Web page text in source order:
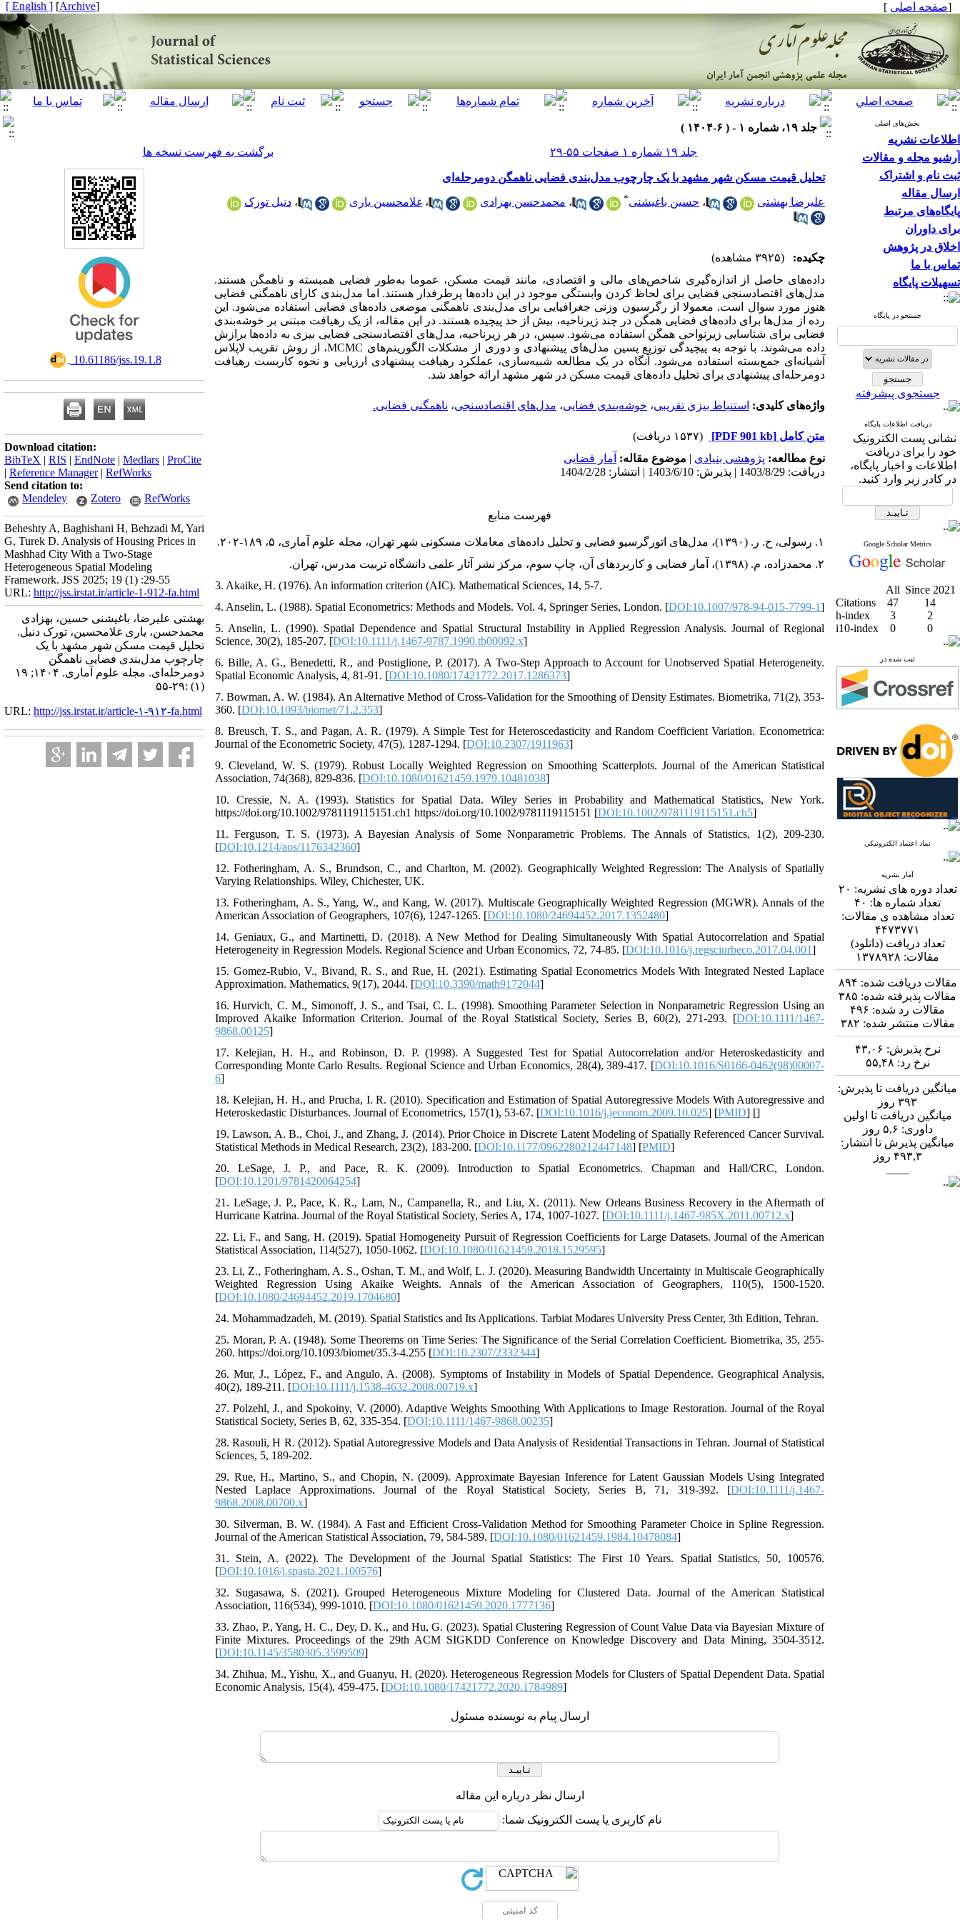
[صفحه اصلی ]
[
Archive
]
[ English ]
بخش‌های اصلی
اطلاعات نشریه
آرشیو مجله و مقالات
ثبت نام و اشتراک
ارسال مقاله
پایگاه‌های مرتبط
برای داوران
اخلاق در پژوهش
تماس با ما
تسهیلات پایگاه
جستجو در پایگاه
جستجوی پیشرفته
دریافت اطلاعات پایگاه
نشانی پست الکترونیک
خود را برای دریافت
اطلاعات و اخبار پایگاه،
در کادر زیر وارد کنید.
Google Scholar Metrics
All Since 2021
Citations
47
14
h-index
3
2
i10-index
0 0
ثبت شده در
نماد اعتماد الکترونیکی
آمار نشریه
تعداد دوره های نشریه: ۲۰
تعداد شماره ها: ۴۰
تعداد مشاهده ی مقالات:
۴۴۷۳۷۷۱
تعداد دریافت (دانلود)
مقالات: ۱۳۷۸۹۲۸
مقالات دریافت شده: ۸۹۴
مقالات پذیرفته شده: ۳۸۵
مقالات رد شده: ۴۹۶
مقالات منتشر شده: ۳۸۲
نرخ پذیرش: ۴۳,۰۶
نرخ رد: ۵۵,۴۸
میانگین دریافت تا پذیرش:
۳۹۳ روز
میانگین دریافت تا اولین
داوری: ۵,۶ روز
میانگین پذیرش تا انتشار:
۴۹۳,۳ روز
جلد ۱۹، شماره ۱ - ( ۶-۱۴۰۴ )
جلد ۱۹ شماره ۱ صفحات ۵۵-۲۹
برگشت به فهرست نسخه ها
تحلیل قیمت مسکن شهر مشهد با یک چارچوب مدل‌بندی فضایی ناهمگن دومرحله‌ای
علیرضا بهشتی ، حسین باغیشنی* ، محمدحسن بهزادی ، غلامحسین یاری ، دنیل تورک
چکیده:
(۳۹۲۵ مشاهده)
داده‌های حاصل از اندازه‌گیری شاخص‌های مالی و اقتصادی، مانند قیمت مسکن، عموما به‌طور فضایی همبسته و ناهمگن هستند.
مدل‌های اقتصادسنجی فضایی برای لحاظ کردن وابستگی موجود در این داده‌ها پرطرفدار هستند. اما مدل‌بندی کارای ناهمگنی فضایی
هنوز مورد سوال است. معمولا از رگرسیون وزنی جغرافیایی برای مدل‌بندی ناهمگنی موضعی داده‌های فضایی استفاده می‌شود. این
رده از مدل‌ها برای داده‌های فضایی همگن در چند زیرناحیه، بیش از حد پیچیده هستند. در این مقاله، از یک رهیافت مبتنی بر خوشه‌بندی
فضایی برای شناسایی زیرنواحی همگن استفاده می‌شود. سپس، در هر زیرناحیه، مدل‌های اقتصادسنجی فضایی بیزی به داده‌ها برازش
داده می‌شوند. با توجه به پیچیدگی توزیع پسین مدل‌های پیشنهادی و دوری از مشکلات الگوریتم‌های MCMC، از روش تقریب لاپلاس
آشیانه‌ای جمع‌بسته استفاده می‌شود. آنگاه در یک مطالعه شبیه‌سازی، عملکرد رهیافت پیشنهادی ارزیابی و نحوه کاربست رهیافت
دومرحله‌ای پیشنهادی برای تحلیل داده‌های قیمت مسکن در شهر مشهد ارائه خواهد شد.
واژه‌های کلیدی: استنباط بیزی تقریبی، خوشه‌بندی فضایی، مدل‌های اقتصادسنجی، ناهمگنی فضایی.
متن کامل [PDF 901 kb]
(۱۵۳۷ دریافت)
نوع مطالعه: پژوهشی بنیادی | موضوع مقاله: آمار فضایی
دریافت: 1403/8/29 | پذیرش: 1403/6/10 | انتشار: 1404/2/28
فهرست منابع
۱. رسولی، ح. ر. (۱۳۹۰)، مدل‌های اتورگرسیو فضایی و تحلیل داده‌های معاملات مسکونی شهر تهران، مجله علوم آماری، ۵، ۱۸۹-۲۰۲.
۲. محمدزاده، م. (۱۳۹۸)، آمار فضایی و کاربردهای آن، چاپ سوم، مرکز نشر آثار علمی دانشگاه تربیت مدرس، تهران.
3. Akaike, H. (1976). An information criterion (AIC). Mathematical Sciences, 14, 5-7.
4. Anselin, L. (1988). Spatial Econometrics: Methods and Models. Vol. 4, Springer Series, London. [DOI:10.1007/978-94-015-7799-1]
5. Anselin, L. (1990). Spatial Dependence and Spatial Structural Instability in Applied Regression Analysis. Journal of Regional
Science, 30(2), 185-207. [DOI:10.1111/j.1467-9787.1990.tb00092.x]
6. Bille, A. G., Benedetti, R., and Postiglione, P. (2017). A Two-Step Approach to Account for Unobserved Spatial Heterogeneity.
Spatial Economic Analysis, 4, 81-91. [DOI:10.1080/17421772.2017.1286373]
7. Bowman, A. W. (1984). An Alternative Method of Cross-Validation for the Smoothing of Density Estimates. Biometrika, 71(2), 353-
360. [DOI:10.1093/biomet/71.2.353]
8. Breusch, T. S., and Pagan, A. R. (1979). A Simple Test for Heteroscedasticity and Random Coefficient Variation. Econometrica:
Journal of the Econometric Society, 47(5), 1287-1294. [DOI:10.2307/1911963]
9. Cleveland, W. S. (1979). Robust Locally Weighted Regression on Smoothing Scatterplots. Journal of the American Statistical
Association, 74(368), 829-836. [DOI:10.1080/01621459.1979.10481038]
10. Cressie, N. A. (1993). Statistics for Spatial Data. Wiley Series in Probability and Mathematical Statistics, New York.
https://doi.org/10.1002/9781119115151.ch1 https://doi.org/10.1002/9781119115151 [DOI:10.1002/9781119115151.ch5]
11. Ferguson, T. S. (1973). A Bayesian Analysis of Some Nonparametric Problems. The Annals of Statistics, 1(2), 209-230.
[DOI:10.1214/aos/1176342360]
12. Fotheringham, A. S., Brundson, C., and Charlton, M. (2002). Geographically Weighted Regression: The Analysis of Spatially
Varying Relationships. Wiley, Chichester, UK.
13. Fotheringham, A. S., Yang, W., and Kang, W. (2017). Multiscale Geographically Weighted Regression (MGWR). Annals of the
American Association of Geographers, 107(6), 1247-1265. [DOI:10.1080/24694452.2017.1352480]
14. Geniaux, G., and Martinetti, D. (2018). A New Method for Dealing Simultaneously With Spatial Autocorrelation and Spatial
Heterogeneity in Regression Models. Regional Science and Urban Economics, 72, 74-85. [DOI:10.1016/j.regsciurbeco.2017.04.001]
15. Gomez-Rubio, V., Bivand, R. S., and Rue, H. (2021). Estimating Spatial Econometrics Models With Integrated Nested Laplace
Approximation. Mathematics, 9(17), 2044. [DOI:10.3390/math9172044]
16. Hurvich, C. M., Simonoff, J. S., and Tsai, C. L. (1998). Smoothing Parameter Selection in Nonparametric Regression Using an
Improved Akaike Information Criterion. Journal of the Royal Statistical Society, Series B, 60(2), 271-293. [DOI:10.1111/1467-
9868.00125]
17. Kelejian, H. H., and Robinson, D. P. (1998). A Suggested Test for Spatial Autocorrelation and/or Heteroskedasticity and
Corresponding Monte Carlo Results. Regional Science and Urban Economics, 28(4), 389-417. [DOI:10.1016/S0166-0462(98)00007-
6]
18. Kelejian, H. H., and Prucha, I. R. (2010). Specification and Estimation of Spatial Autoregressive Models With Autoregressive and
Heteroskedastic Disturbances. Journal of Econometrics, 157(1), 53-67. [DOI:10.1016/j.jeconom.2009.10.025] [PMID] []
19. Lawson, A. B., Choi, J., and Zhang, J. (2014). Prior Choice in Discrete Latent Modeling of Spatially Referenced Cancer Survival.
Statistical Methods in Medical Research, 23(2), 183-200. [DOI:10.1177/0962280212447148] [PMID]
20. LeSage, J. P., and Pace, R. K. (2009). Introduction to Spatial Econometrics. Chapman and Hall/CRC, London.
[DOI:10.1201/9781420064254]
21. LeSage, J. P., Pace, K. R., Lam, N., Campanella, R., and Liu, X. (2011). New Orleans Business Recovery in the Aftermath of
Hurricane Katrina. Journal of the Royal Statistical Society, Series A, 174, 1007-1027. [DOI:10.1111/j.1467-985X.2011.00712.x]
22. Li, F., and Sang, H. (2019). Spatial Homogeneity Pursuit of Regression Coefficients for Large Datasets. Journal of the American
Statistical Association, 114(527), 1050-1062. [DOI:10.1080/01621459.2018.1529595]
23. Li, Z., Fotheringham, A. S., Oshan, T. M., and Wolf, L. J. (2020). Measuring Bandwidth Uncertainty in Multiscale Geographically
Weighted Regression Using Akaike Weights. Annals of the American Association of Geographers, 110(5), 1500-1520.
[DOI:10.1080/24694452.2019.1704680]
24. Mohammadzadeh, M. (2019). Spatial Statistics and Its Applications. Tarbiat Modares University Press Center, 3th Edition, Tehran.
25. Moran, P. A. (1948). Some Theorems on Time Series: The Significance of the Serial Correlation Coefficient. Biometrika, 35, 255-
260. https://doi.org/10.1093/biomet/35.3-4.255 [DOI:10.2307/2332344]
26. Mur, J., López, F., and Angulo, A. (2008). Symptoms of Instability in Models of Spatial Dependence. Geographical Analysis,
40(2), 189-211. [DOI:10.1111/j.1538-4632.2008.00719.x]
27. Polzehl, J., and Spokoiny, V. (2000). Adaptive Weights Smoothing With Applications to Image Restoration. Journal of the Royal
Statistical Society, Series B, 62, 335-354. [DOI:10.1111/1467-9868.00235]
28. Rasouli, H R. (2012). Spatial Autoregressive Models and Data Analysis of Residential Transactions in Tehran. Journal of Statistical
Sciences, 5, 189-202.
29. Rue, H., Martino, S., and Chopin, N. (2009). Approximate Bayesian Inference for Latent Gaussian Models Using Integrated
Nested Laplace Approximations. Journal of the Royal Statistical Society, Series B, 71, 319-392. [DOI:10.1111/j.1467-
9868.2008.00700.x]
30. Silverman, B. W. (1984). A Fast and Efficient Cross-Validation Method for Smoothing Parameter Choice in Spline Regression.
Journal of the American Statistical Association, 79, 584-589. [DOI:10.1080/01621459.1984.10478084]
31. Stein, A. (2022). The Development of the Journal Spatial Statistics: The First 10 Years. Spatial Statistics, 50, 100576.
[DOI:10.1016/j.spasta.2021.100576]
32. Sugasawa, S. (2021). Grouped Heterogeneous Mixture Modeling for Clustered Data. Journal of the American Statistical
Association, 116(534), 999-1010. [DOI:10.1080/01621459.2020.1777136]
33. Zhao, P., Yang, H. C., Dey, D. K., and Hu, G. (2023). Spatial Clustering Regression of Count Value Data via Bayesian Mixture of
Finite Mixtures. Proceedings of the 29th ACM SIGKDD Conference on Knowledge Discovery and Data Mining, 3504-3512.
[DOI:10.1145/3580305.3599509]
34. Zhihua, M., Yishu, X., and Guanyu, H. (2020). Heterogeneous Regression Models for Clusters of Spatial Dependent Data. Spatial
Economic Analysis, 15(4), 459-475. [DOI:10.1080/17421772.2020.1784989]
ارسال پیام به نویسنده مسئول
ارسال نظر درباره این مقاله
نام کاربری یا پست الکترونیک شما:
‎ 10.61186/jss.19.1.8
Download citation:
BibTeX | RIS | EndNote | Medlars | ProCite
| Reference Manager| RefWorks
Send citation to:
Mendeley
Zotero RefWorks
Beheshty A, Baghishani H, Behzadi M, Yari
G, Turek D. Analysis of Housing Prices in
Mashhad City With a Two-Stage
Heterogeneous Spatial Modeling
Framework. JSS 2025; 19 (1) :29-55
URL: http://jss.irstat.ir/article-1-912-fa.html
بهشتی علیرضا، باغیشنی حسین، بهزادی
محمدحسن، یاری غلامحسین، تورک دنیل.
تحلیل قیمت مسکن شهر مشهد با یک
چارچوب مدل‌بندی فضایی ناهمگن
دومرحله‌ای. مجله علوم آماری. ۱۴۰۴; ۱۹
(۱) :۲۹-۵۵
URL: http://jss.irstat.ir/article-۱-۹۱۲-fa.html